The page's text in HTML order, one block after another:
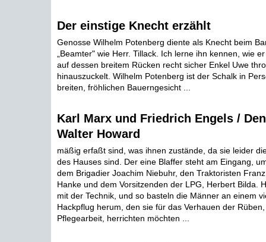
Der einstige Knecht erzählt
Genosse Wilhelm Potenberg diente als Knecht beim
„Beamter" wie Herr. Tillack. Ich lerne ihn kennen, wie
auf dessen breitem Rücken recht sicher Enkel Uwe
hinauszuckelt. Wilhelm Potenberg ist der Schalk in
breiten, fröhlichen Bauerngesicht ...
Karl Marx und Friedrich Engels /
Walter Howard
mäßig erfaßt sind, was ihnen zustände, da sie leider
des Hauses sind. Der eine Blaffer steht am Eingang,
dem Brigadier Joachim Niebuhr, den Traktoristen
Hanke und dem Vorsitzenden der LPG, Herbert Bilda.
mit der Technik, und so basteln die Männer an einem
Hackpflug herum, den sie für das Verhauen der
Pflegearbeit, herrichten möchten ...